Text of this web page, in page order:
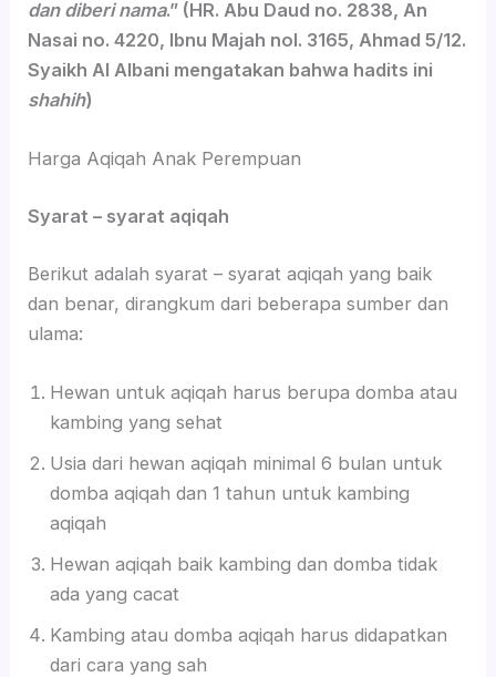
dan diberi nama.” (HR. Abu Daud no. 2838, An
Nasai no. 4220, Ibnu Majah nol. 3165, Ahmad 5/12.
Syaikh Al Albani mengatakan bahwa hadits ini
shahih)
Harga Aqiqah Anak Perempuan
Syarat – syarat aqiqah
Berikut adalah syarat – syarat aqiqah yang baik
dan benar, dirangkum dari beberapa sumber dan
ulama:
Hewan untuk aqiqah harus berupa domba atau
kambing yang sehat
Usia dari hewan aqiqah minimal 6 bulan untuk
domba aqiqah dan 1 tahun untuk kambing
aqiqah
Hewan aqiqah baik kambing dan domba tidak
ada yang cacat
Kambing atau domba aqiqah harus didapatkan
dari cara yang sah